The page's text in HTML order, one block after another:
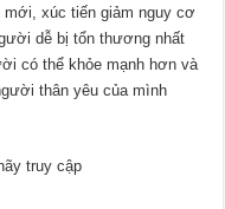
mới, xúc tiến giảm nguy cơ
dễ bị tổn thương nhất
có thể khỏe mạnh hơn và
thân yêu của mình
truy cập